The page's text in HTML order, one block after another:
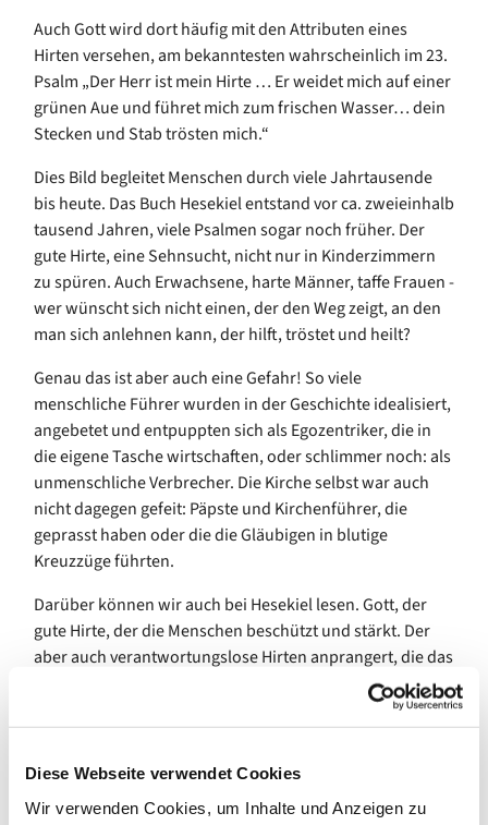
Diese Webseite verwendet Cookies
Wir verwenden Cookies, um Inhalte und Anzeigen zu
Auch Gott wird dort häufig mit den Attributen eines
Hirten versehen, am bekanntesten wahrscheinlich im 23.
Psalm „Der Herr ist mein Hirte … Er weidet mich auf einer
grünen Aue und führet mich zum frischen Wasser… dein
Stecken und Stab trösten mich.“
Dies Bild begleitet Menschen durch viele Jahrtausende
bis heute. Das Buch Hesekiel entstand vor ca. zweieinhalb
tausend Jahren, viele Psalmen sogar noch früher. Der
gute Hirte, eine Sehnsucht, nicht nur in Kinderzimmern
zu spüren. Auch Erwachsene, harte Männer, taffe Frauen -
wer wünscht sich nicht einen, der den Weg zeigt, an den
man sich anlehnen kann, der hilft, tröstet und heilt?
Genau das ist aber auch eine Gefahr! So viele
menschliche Führer wurden in der Geschichte idealisiert,
angebetet und entpuppten sich als Egozentriker, die in
die eigene Tasche wirtschaften, oder schlimmer noch: als
unmenschliche Verbrecher. Die Kirche selbst war auch
nicht dagegen gefeit: Päpste und Kirchenführer, die
geprasst haben oder die die Gläubigen in blutige
Kreuzzüge führten.
Darüber können wir auch bei Hesekiel lesen. Gott, der
gute Hirte, der die Menschen beschützt und stärkt. Der
aber auch verantwortungslose Hirten anprangert, die das
Volk ausbeuten und in die Irre führen. Es heißt bei Hes
34,2-4: „So spricht Gott der Herr: Wehe den Hirten Israels,
die sich selbst weiden! Sollen die Hirten nicht die Herde
weiden? Aber ihr esst das Fett und kleidet euch mit der
wollt ihr nicht weiden. Das Schwache stärkt ihr nicht, und